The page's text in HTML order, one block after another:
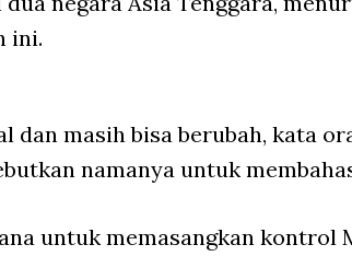
ini.
dan masih bisa berubah, kata
namanya untuk
untuk memasangkan kontrol